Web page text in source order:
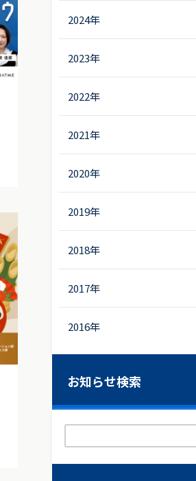
2024年
2023年
2022年
2021年
2020年
2019年
2018年
2017年
2016年
お知らせ検索